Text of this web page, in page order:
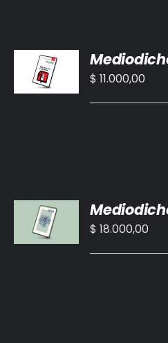
AL
CARRITO
/
$ 11.000,00
AL
CARRITO
/
$ 18.000,00